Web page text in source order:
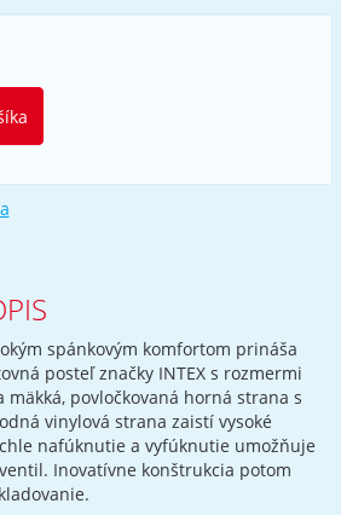
spánkovým komfortom prináša
posteľ značky INTEX s rozmermi
mäkká, povločkovaná horná strana s
vinylová strana zaistí vysoké
nafúknutie a vyfúknutie umožňuje
Inovatívne konštrukcia potom